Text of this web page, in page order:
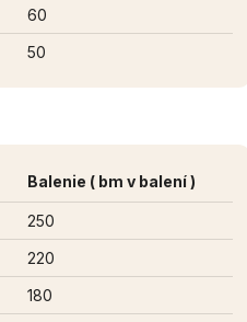
60
50
Balenie ( bm v balení )
250
220
180